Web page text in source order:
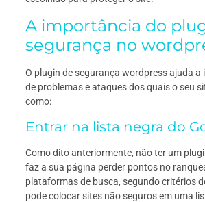
A importância do
segurança no
O plugin de segurança wordpress ajuda a
de problemas e ataques dos quais o seu
como:
Entrar na lista negra do
Como dito anteriormente, não ter um
faz a sua página perder pontos no
plataformas de busca, segundo critérios
pode colocar sites não seguros em uma